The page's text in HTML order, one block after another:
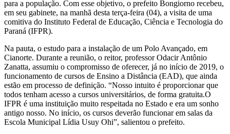
para a população. Com esse objetivo, o prefeito Bongiorno recebeu,
em seu gabinete, na manhã desta terça-feira (04), a visita de uma
comitiva do Instituto Federal de Educação, Ciência e Tecnologia do
Paraná (IFPR).
Na pauta, o estudo para a instalação de um Polo Avançado, em
Cianorte. Durante a reunião, o reitor, professor Odacir Antônio
Zanatta, assumiu o compromisso de oferecer, já no início de 2019, o
funcionamento de cursos de Ensino a Distância (EAD), que ainda
estão em processo de definição. “Nosso intuito é proporcionar que
todos tenham acesso a cursos universitários, de forma gratuita.O
IFPR é uma instituição muito respeitada no Estado e era um sonho
antigo nosso. No início, os cursos deverão funcionar em salas da
Escola Municipal Lídia Usuy Ohi”, salientou o prefeito.